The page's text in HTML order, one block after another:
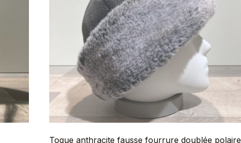
Toque anthracite fausse fourrure doublée polaire